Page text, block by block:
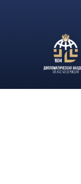
Вооружёнными
отработке навыков